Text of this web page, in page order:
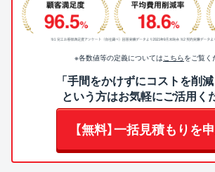
※各数値等の定義については こちらをご覧く
「手間をかけずにコストを削減
という方はお気軽にご活用く
【無料】一括見積もりを